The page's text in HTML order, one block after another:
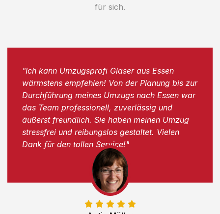
für sich.
"Ich kann Umzugsprofi Glaser aus Essen
wärmstens empfehlen! Von der Planung bis zur
Durchführung meines Umzugs nach Essen war
das Team professionell, zuverlässig und
äußerst freundlich. Sie haben meinen Umzug
stressfrei und reibungslos gestaltet. Vielen
Dank für den tollen Service!"